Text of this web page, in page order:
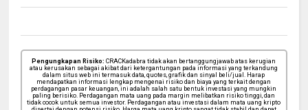
Pengungkapan Risiko: CRACKadabra tidak akan bertanggungjawab atas kerugian
atau kerusakan sebagai akibat dari ketergantungan pada informasi yang terkandung
dalam situs web ini termasuk data, quotes, grafik dan sinyal beli/jual. Harap
mendapatkan informasi lengkap mengenai risiko dan biaya yang terkait dengan
perdagangan pasar keuangan, ini adalah salah satu bentuk investasi yang mungkin
paling berisiko. Perdagangan mata uang pada margin melibatkan risiko tinggi, dan
tidak cocok untuk semua investor. Perdagangan atau investasi dalam mata uang kripto